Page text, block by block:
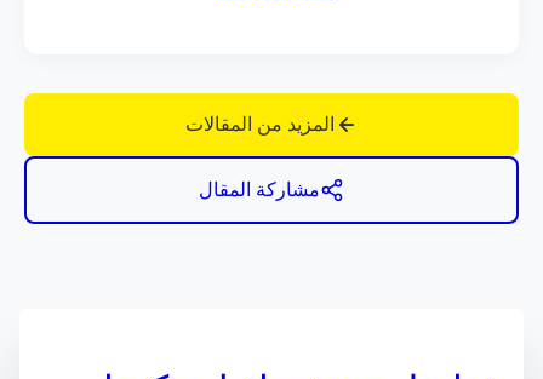
المزيد من المقالات
مشاركة المقال